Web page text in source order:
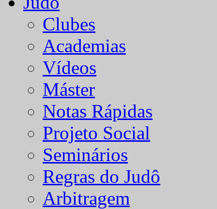
Clubes
Academias
Vídeos
Máster
Notas Rápidas
Projeto Social
Seminários
Regras do Judô
Arbitragem